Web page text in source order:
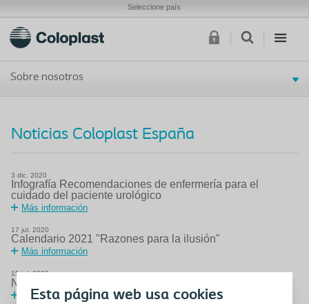
Esta página web usa cookies
Seleccione país
Sobre nosotros
Noticias Coloplast España
3 dic. 2020
Infografía Recomendaciones de enfermería para el
cuidado del paciente urológico
Más información
17 jul. 2020
Calendario 2021 "Razones para la ilusión"
Más información
15 jul. 2020
Nuevo Biatain
Más información